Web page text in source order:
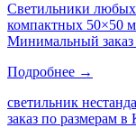
Светильники любых
компактных 50×50
Минимальный заказ
Подробнее →
светильник
заказ по размерам